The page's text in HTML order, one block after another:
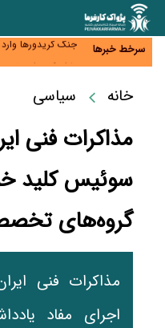
سرخط خبرها
زائران اربعین
میلیارد دلاری اوراسیا تا
جدید سیاست‌های خانه سیاسی
مذاکرات فنی
سوئیس کلید
گروه‌های
مذاکرات فنی
اجرای مفاد